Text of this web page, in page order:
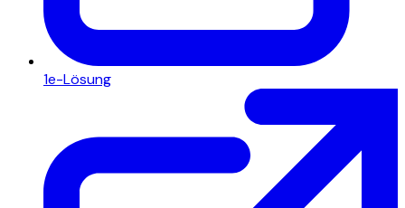
1e-Lösung